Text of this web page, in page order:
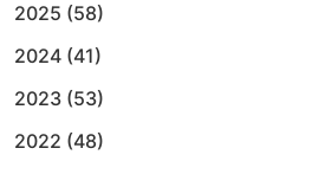
2025 (58)
2024 (41)
2023 (53)
2022 (48)